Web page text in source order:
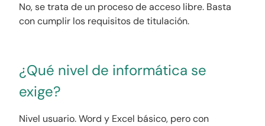
No, se trata de un proceso de acceso libre. Basta
con cumplir los requisitos de titulación.
¿Qué nivel de informática se
exige?
Nivel usuario. Word y Excel básico, pero con